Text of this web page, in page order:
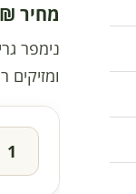
₪
נימפר